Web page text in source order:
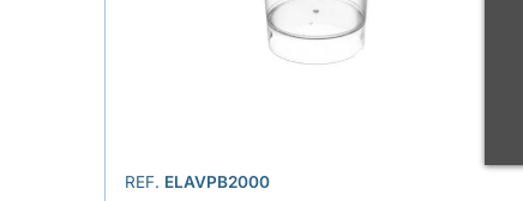
REF. ELAVPB2000